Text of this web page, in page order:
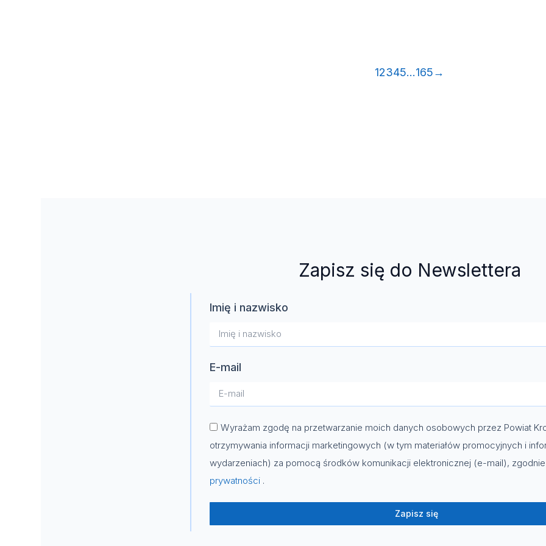
12345…165→
Zapisz się do Newslettera
Imię i nazwisko
E-mail
Wyrażam zgodę na przetwarzanie moich danych osobowych przez Powiat
otrzymywania informacji marketingowych (w tym materiałów promocyjnych i
wydarzeniach) za pomocą środków komunikacji elektronicznej (e-mail),
prywatności .
Zapisz się